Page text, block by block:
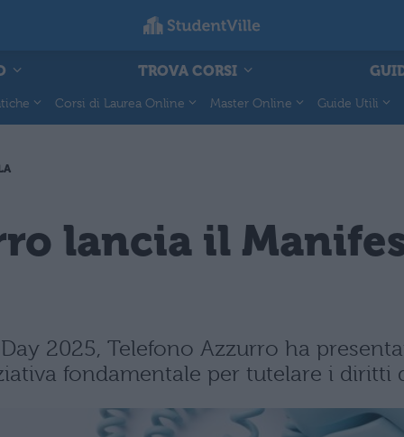
TROVA CORSI
Corsi di Laurea Online Master Online Guide Utili
lancia il
2025, Telefono Azzurro ha
fondamentale per tutelare i diritti